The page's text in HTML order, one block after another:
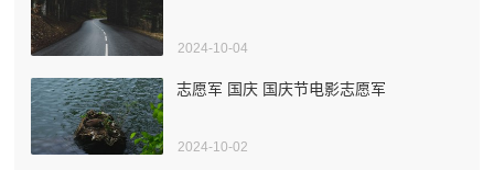
2024-10-04
志愿军 国庆 国庆节电影志愿军
2024-10-02